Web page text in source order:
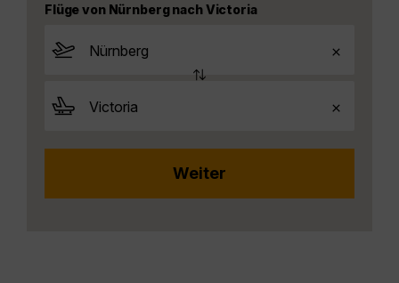
Flüge von Nürnberg nach Victoria